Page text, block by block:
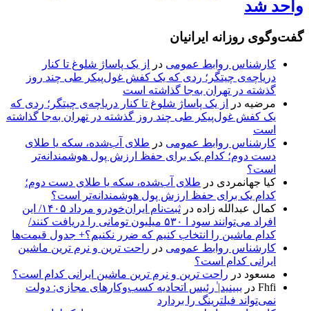
واحد شد
گفت‌وگوی روزانه ایرانیان
کارشناس روابط عمومی در
از یک پاساژ شلوغ تا کنار
دریاچه‌ی چیتگر؛ ردی که یک کفش غول‌پیکر طی چند روز
گذشته در تهران به‌جا گذاشته است
مرضیه در
از یک پاساژ شلوغ تا کنار دریاچه‌ی چیتگر؛ ردی که
یک کفش غول‌پیکر طی چند روز گذشته در تهران به‌جا گذاشته
است
کارشناس روابط عمومی در طلای آب‌شده، سکه یا طلای
دست دوم؛ کدام یک برای حفظ ارزش پول هوشمندانه‌تر
است؟
کیا جهانمردی در طلای آب‌شده، سکه یا طلای دست دوم؛
کدام یک برای حفظ ارزش پول هوشمندانه‌تر است؟
کمال عبدالله زاده در
ثبت‌نام ایران‌خودرو مرداد ۱۴۰۵/ این
افراد می‌توانند سود ا ۵۳۰ میلیون تومانی را دریافت کنند/
کدام ماشین را انتخاب کنیم که ضرر نکنیم؟+ جدول قیمت‌ها
کارشناس روابط عمومی در راحت ترین و نرم ترین ماشین
ایرانی کدام است؟
مسعود در راحت ترین و نرم ترین ماشین ایرانی کدام است؟
Fhfi در ببینید| ٰرئیس اتحادیه کسب‌وکارهای مجازی: دولت
نمی‌تواند فیلترینگ را بردارد